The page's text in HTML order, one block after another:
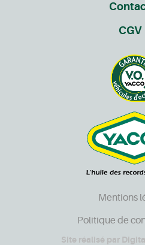
CGV
Mentions
Politique de
Site réalisé par